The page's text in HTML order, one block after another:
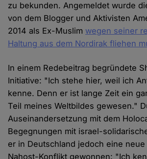
zu bekunden. Angemeldet wurde
von dem Blogger und Aktivisten
2014 als Ex-Muslim wegen seiner
Haltung aus dem Nordirak fliehen
In einem Redebeitrag begründete
Initiative: "Ich stehe hier, weil ich
kenne. Denn er ist lange Zeit ein
Teil meines Weltbildes gewesen."
Auseinandersetzung mit dem
Begegnungen mit israel-
er in Deutschland jedoch eine
Nahost-Konflikt gewonnen: "Ich